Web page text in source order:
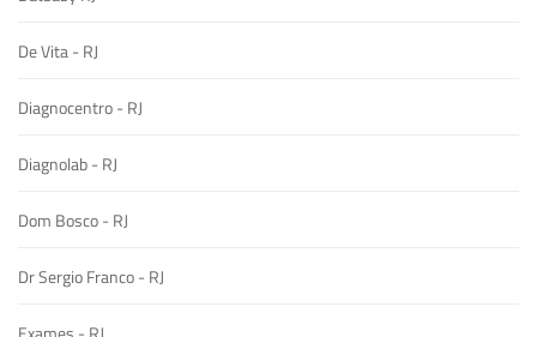
De Vita - RJ
Diagnocentro - RJ
Diagnolab - RJ
Dom Bosco - RJ
Dr Sergio Franco - RJ